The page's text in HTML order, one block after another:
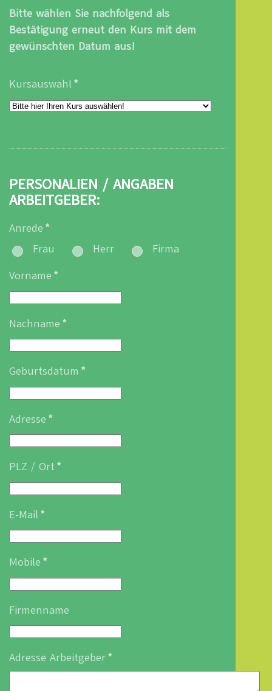
Bitte wählen Sie nachfolgend als
Bestätigung erneut den Kurs mit dem
gewünschten Datum aus!
Kursauswahl *
PERSONALIEN / ANGABEN
ARBEITGEBER:
Anrede *
Frau
Herr
Firma
Vorname *
Nachname *
Geburtsdatum *
Adresse *
PLZ / Ort *
E-Mail *
Mobile *
Firmenname
Adresse Arbeitgeber*